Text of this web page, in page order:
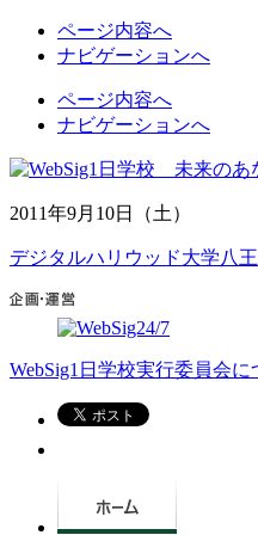
ページ内容へ
ナビゲーションへ
ページ内容へ
ナビゲーションへ
2011年9月10日（土）
デジタルハリウッド大学八
WebSig1日学校実行委員会に